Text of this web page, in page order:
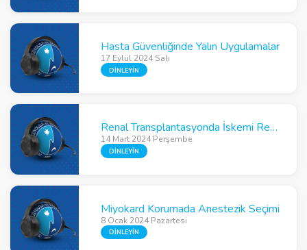
Hasta Güvenliğinde Yalın Uygulamalar
17 Eylül 2024 Salı
DİNLEYİN
Renal Transplantasyonda İskemi Reperfüzyon ve Hemodinamik Yönetim
14 Mart 2024 Perşembe
DİNLEYİN
Miyokard Korumada Anestezik Seçimi
8 Ocak 2024 Pazartesi
DİNLEYİN